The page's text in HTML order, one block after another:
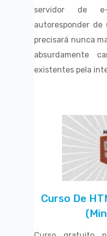
servidor de
autoresponder
precisará nunca
absurdamente
existentes pela
Curso De